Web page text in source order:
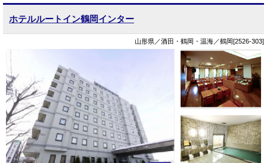
ホテルルートイン鶴岡インター
山形県／酒田・鶴岡・温海／鶴岡[2526-303]